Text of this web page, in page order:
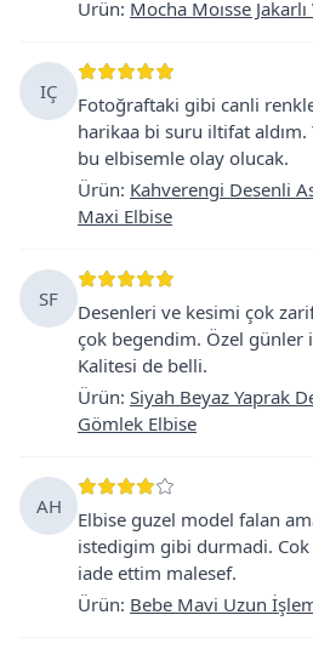
Ürün: Mocha Moısse
IÇ
Fotoğraftaki gibi canli
harikaa bi suru iltifat
bu elbisemle olay olucak.
Ürün: Kahverengi Desenli
Maxi Elbise
SF
Desenleri ve kesimi çok
çok begendim. Özel günler
Kalitesi de belli.
Ürün: Siyah Beyaz Yaprak
Gömlek Elbise
AH
Elbise guzel model falan
istedigim gibi durmadi.
iade ettim malesef.
Ürün: Bebe Mavi Uzun